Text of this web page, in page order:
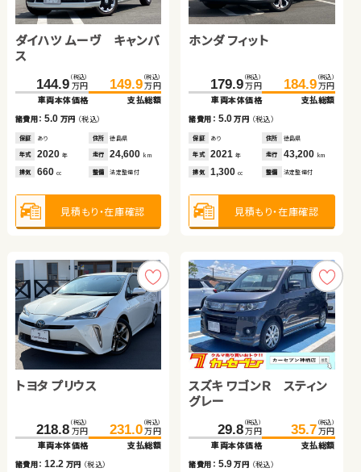
ダイハツ ムーヴ キャンバ
ス
144.9 （税込）
万円
車両本体価格
149.9 （税込）
万円
支払総額
諸費用：5.0 万円 （税込）
保証 あり 住所 徳島県
年式 2020 年 走行 24,600 km
排気 660 cc 整備 法定整備付
見積もり・在庫確認
ホンダ フィット
179.9 （税込）
万円
車両本体価格
184.9 （税込）
万円
支払総額
諸費用： 5.0万円 （税込）
保証 あり 住所 徳島県
年式 2021年 走行 43,200 km
排気 1,300cc 整備 法定整備付
見積もり・在庫確認
トヨタ プリウス
218.8 （税込）
万円
車両本体価格
231.0 （税込）
万円
支払総額
諸費用：12.2 万円 （税込）
スズキ ワゴンＲ スティン
グレー
29.8 （税込）
万円
車両本体価格
35.7 （税込）
万円
支払総額
諸費用： 5.9万円 （税込）
108.0（税込）
万円
127.3（税込）
万円
諸費用：19.3万円（税込）
あり 千葉県
年式 2014年 走行
排気 2,000 整備 法定整備付
見積もり・在庫確認
157.0（税込）
万円
諸費用：6.5 万円（税込）
あり
年式 2024年 走行
排気 1,200 整備 法定整備付
見積もり・在庫確認
日産 エクストレイル
160.3（税込）
万円
諸費用：15.5万円（税込）
あり 埼玉県
年式 2018年 走行
ダイハツ ムーヴ キャンバ
ス
139.8（税込）
万円
148.8 （税込）
万円
諸費用：9.0 万円（税込）
あり
年式 2023年 走行
日産 セレナ
189.7（税込） 198.9（税込）
諸費用：9.2 万円（税込）
なし 岡山県
年式 2016年 走行
排気 2,000 整備 法定整備付
見積もり・在庫確認
スバル フォレスター
152.7（税込）
万円
諸費用：12.1万円（税込）
あり
年式 2018年 走行
排気 2,500 整備 法定整備付
見積もり・在庫確認
トヨタ ノア ハイブリッド
466.3（税込）
諸費用：13.2万円（税込）
あり 岩手県
年式 2023年 走行
スズキ ジムニー
206.8（税込） 215.9 （税込）
諸費用：9.1 万円（税込）
あり
年式 2024年 走行